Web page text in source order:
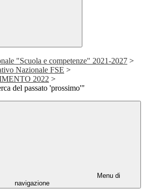
"Scuola e competenze" 2021-2027 >
Nazionale FSE >
2022 >
del passato 'prossimo'"
Menu di
navigazione